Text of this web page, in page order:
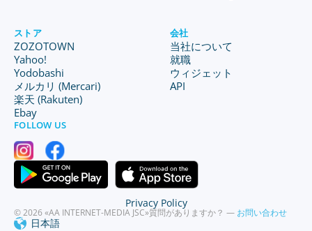
ストア
ZOZOTOWN
Yahoo!
Yodobashi
メルカリ (Mercari)
楽天 (Rakuten)
Ebay
会社
当社について
就職
ウィジェット
API
FOLLOW US
© 2026 «AA INTERNET-MEDIA JSC»質問がありますか？ — お問い合わせ
日本語
Privacy Policy